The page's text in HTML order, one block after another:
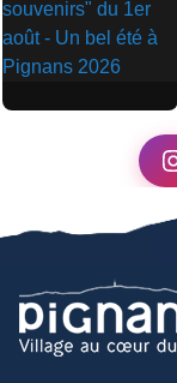
▶